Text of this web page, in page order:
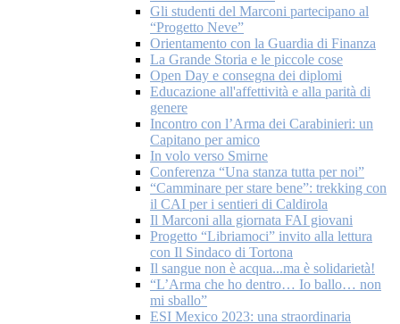
Gli studenti del Marconi partecipano al
“Progetto Neve”
Orientamento con la Guardia di Finanza
La Grande Storia e le piccole cose
Open Day e consegna dei diplomi
Educazione all'affettività e alla parità di
genere
Incontro con l’Arma dei Carabinieri: un
Capitano per amico
In volo verso Smirne
Conferenza “Una stanza tutta per noi”
“Camminare per stare bene”: trekking con
il CAI per i sentieri di Caldirola
Il Marconi alla giornata FAI giovani
Progetto “Libriamoci” invito alla lettura
con Il Sindaco di Tortona
Il sangue non è acqua...ma è solidarietà!
“L’Arma che ho dentro… Io ballo… non
mi sballo”
ESI Mexico 2023: una straordinaria